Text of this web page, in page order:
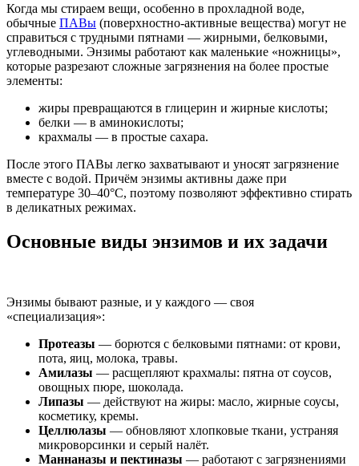
Когда мы стираем вещи, особенно в прохладной воде,
обычные ПАВы (поверхностно-активные вещества) могут не
справиться с трудными пятнами — жирными, белковыми,
углеводными. Энзимы работают как маленькие «ножницы»,
которые разрезают сложные загрязнения на более простые
элементы:
жиры превращаются в глицерин и жирные кислоты;
белки — в аминокислоты;
крахмалы — в простые сахара.
После этого ПАВы легко захватывают и уносят загрязнение
вместе с водой. Причём энзимы активны даже при
температуре 30–40°C, поэтому позволяют эффективно стирать
в деликатных режимах.
Основные виды энзимов и их задачи
Энзимы бывают разные, и у каждого — своя
«специализация»:
Протеазы — борются с белковыми пятнами: от крови,
пота, яиц, молока, травы.
Амилазы — расщепляют крахмалы: пятна от соусов,
овощных пюре, шоколада.
Липазы — действуют на жиры: масло, жирные соусы,
косметику, кремы.
Целлюлазы — обновляют хлопковые ткани, устраняя
микроворсинки и серый налёт.
Маннаназы и пектиназы — работают с загрязнениями